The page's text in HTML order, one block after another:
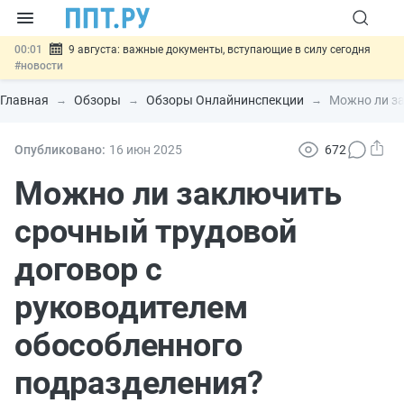
00:01
9 августа: важные документы, вступающие в силу сегодня
#новости
07.08 Подписан закон о блокировке продажи опасных товаров через
«Честный знак»#новости
07.08 Госпошлину за устранение ошибок в документах предлагают
07.08
отношений #новости
Главная Обзоры Обзоры Онлайнинспекции Можно ли
Опубликовано: 16 июн 2025 672
Можно ли заключить
срочный трудовой
договор с
руководителем
обособленного
подразделения?